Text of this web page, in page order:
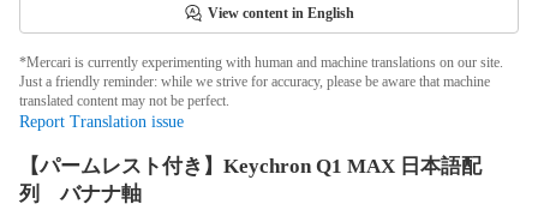
View content in English
*Mercari is currently experimenting with human and machine translations on our site.
Just a friendly reminder: while we strive for accuracy, please be aware that machine
translated content may not be perfect.
Report Translation issue
【パームレスト付き】Keychron Q1 MAX 日本語配
列 バナナ軸